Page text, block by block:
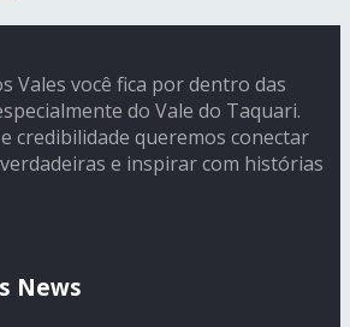
Vales você fica por dentro das
do Vale do Taquari.
credibilidade queremos conectar
e inspirar com histórias
News